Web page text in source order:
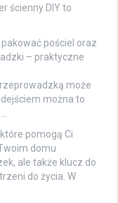
ścienny DIY to
pościel oraz
– praktyczne
może
można to
pomogą Ci
domu
ale także klucz do
do życia. W